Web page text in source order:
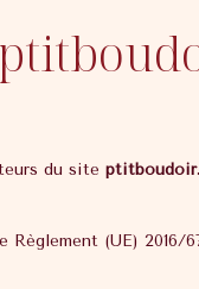
du site
(UE)